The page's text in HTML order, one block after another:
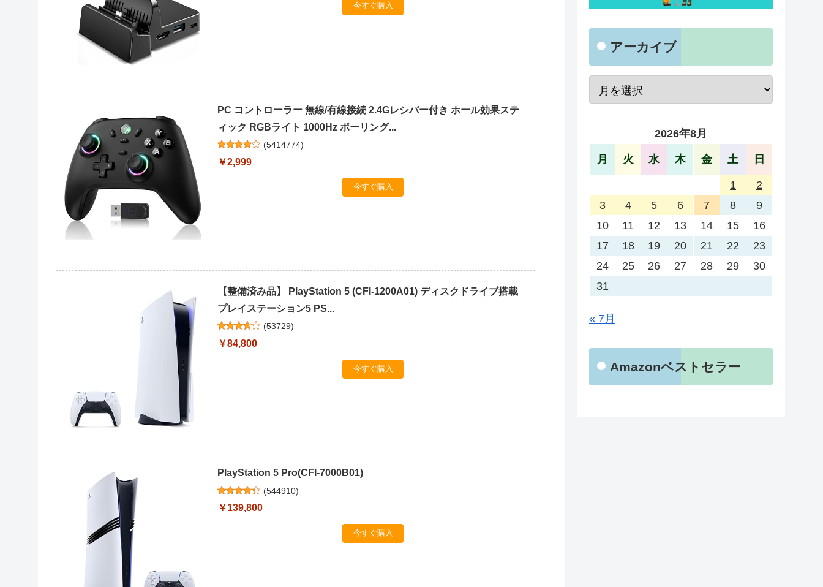
今すぐ購入
PC コントローラー 無線/有線接続 2.4Gレシバー付き ホール効果ステ
ィック RGBライト 1000Hz ポーリング...
(5414774)
￥2,999
今すぐ購入
【整備済み品】 PlayStation 5 (CFI-1200A01) ディスクドライブ搭載
プレイステーション5 PS...
(53729)
￥84,800
今すぐ購入
PlayStation 5 Pro(CFI-7000B01)
(544910)
￥139,800
今すぐ購入
アーカイブ
2026年8月
月 火 水 木 金 土 日
1
2
3
4 5 6 7 8
9
10
11 12 13 14 15
16
17
18 19 20 21 22
23
24
25 26 27 28 29
30
31
« 7月
Amazonベストセラー